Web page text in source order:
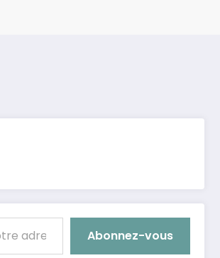
Abonnez-vous